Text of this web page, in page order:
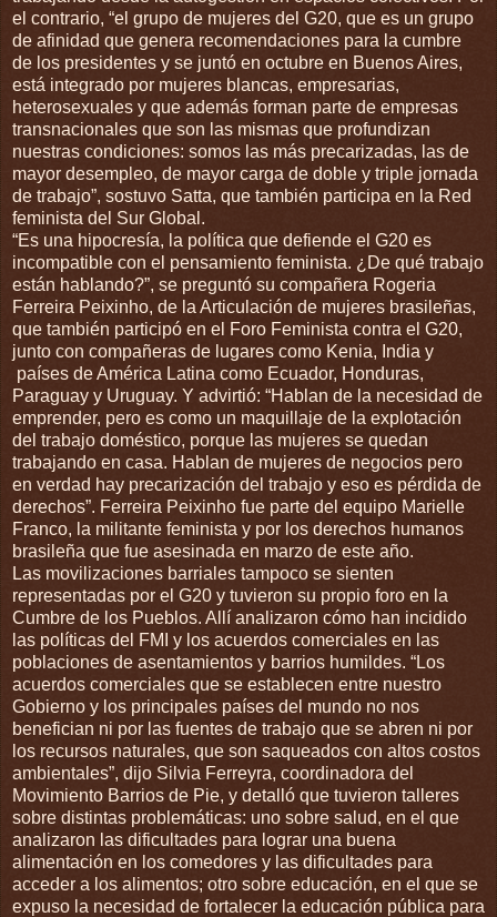
el contrario, “el grupo de mujeres del G20, que es un grupo
de afinidad que genera recomendaciones para la cumbre
de los presidentes y se juntó en octubre en Buenos Aires,
está integrado por mujeres blancas, empresarias,
heterosexuales y que además forman parte de empresas
transnacionales que son las mismas que profundizan
nuestras condiciones: somos las más precarizadas, las de
mayor desempleo, de mayor carga de doble y triple jornada
de trabajo”, sostuvo Satta, que también participa en la Red
feminista del Sur Global.
“Es una hipocresía, la política que defiende el G20 es
incompatible con el pensamiento feminista. ¿De qué trabajo
están hablando?”, se preguntó su compañera Rogeria
Ferreira Peixinho, de la Articulación de mujeres brasileñas,
que también participó en el Foro Feminista contra el G20,
junto con compañeras de lugares como Kenia, India y
países de América Latina como Ecuador, Honduras,
Paraguay y Uruguay. Y advirtió: “Hablan de la necesidad de
emprender, pero es como un maquillaje de la explotación
del trabajo doméstico, porque las mujeres se quedan
trabajando en casa. Hablan de mujeres de negocios pero
en verdad hay precarización del trabajo y eso es pérdida de
derechos”. Ferreira Peixinho fue parte del equipo Marielle
Franco, la militante feminista y por los derechos humanos
brasileña que fue asesinada en marzo de este año.
Las movilizaciones barriales tampoco se sienten
representadas por el G20 y tuvieron su propio foro en la
Cumbre de los Pueblos. Allí analizaron cómo han incidido
las políticas del FMI y los acuerdos comerciales en las
poblaciones de asentamientos y barrios humildes. “Los
acuerdos comerciales que se establecen entre nuestro
Gobierno y los principales países del mundo no nos
benefician ni por las fuentes de trabajo que se abren ni por
los recursos naturales, que son saqueados con altos costos
ambientales”, dijo Silvia Ferreyra, coordinadora del
Movimiento Barrios de Pie, y detalló que tuvieron talleres
sobre distintas problemáticas: uno sobre salud, en el que
analizaron las dificultades para lograr una buena
alimentación en los comedores y las dificultades para
acceder a los alimentos; otro sobre educación, en el que se
expuso la necesidad de fortalecer la educación pública para